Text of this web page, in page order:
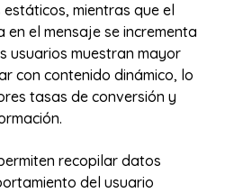
mientras que el
en el mensaje se incrementa
usuarios muestran mayor
con contenido dinámico, lo
tasas de conversión y
recopilar datos
del usuario